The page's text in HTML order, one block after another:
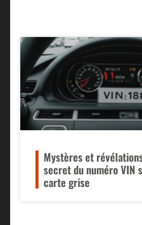
Mystères et
secret du numéro VIN
carte grise